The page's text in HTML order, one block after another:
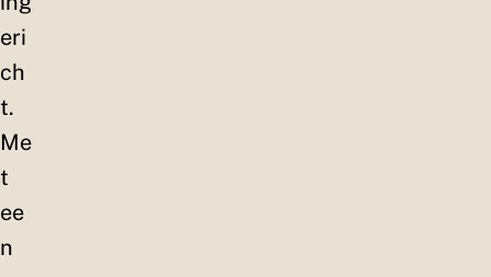
eri
ch
t.
Me
t
ee
n